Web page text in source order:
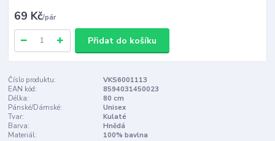
69 Kč/pár
Přidat do košíku
Číslo produktu:
VKS6001113
EAN kód:
8594031450023
Délka:
80 cm
Pánské/Dámské:
Unisex
Tvar:
Kulaté
Barva:
Hnědá
Materiál:
100% bavlna